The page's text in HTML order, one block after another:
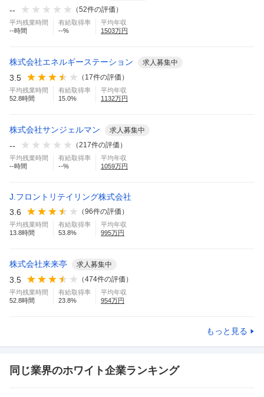
-- （52件の評価）
平均残業時間
--時間
有給取得率
--%
平均年収
1503万円
株式会社エネルギーステーション 求人募集中
3.5 （ 17件の評価）
平均残業時間
52.8時間
有給取得率
15.0%
平均年収
1132万円
株式会社サンジェルマン 求人募集中
-- （217件の評価）
平均残業時間
--時間
有給取得率
--%
平均年収
1059万円
J.フロントリテイリング株式会社
3.6
（96件の評価）
平均残業時間
13.8時間
有給取得率
53.8%
平均年収
995万円
株式会社来来亭 求人募集中
3.5 （474件の評価）
平均残業時間
52.8時間
有給取得率
23.8%
平均年収
954万円
もっと見る
同じ業界のホワイト企業ランキング